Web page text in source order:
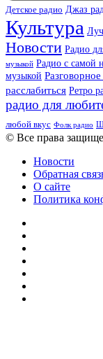
Детское радио Джаз
Культура
Новости Радио
музыкой Радио с самой
музыкой
расслабиться Ретро
радио для
любой вкус Фолк радио
© Все права
Новости
Обратная
О сайте
Политика